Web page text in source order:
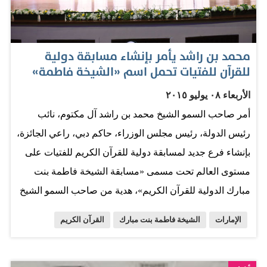
وبإيمانهم وحبهم للوطن إلى واحة الأمن والأمان والاستقرار
في خضم منطقة لا تعرف الاستقرار ولا الأمن والأمان وتواجه
تحديات جسيمة، سمو الشيخة فاطمة هي أم كل الأمهات
العظيمات في وطني، هي أم أمهات الشهداء اللاتي ضربن
أروع الأمثلة في البذل والعطاء والصبر والجلد والقوة
والتضحية، سمو الشيخة فاطمة هي المعلمة الأولى لكل
أمهات ونساء الوطن، هي التي ألهمت المرأة الإماراتية عطاءها
وقدراتها واقتحامها بثقة لكل مجالات العمل…
محمد بن راشد يأمر بإنشاء مسابقة دولية
للقرآن للفتيات تحمل اسم «الشيخة فاطمة»
الأربعاء ٠٨ يوليو ٢٠١٥
أمر صاحب السمو الشيخ محمد بن راشد آل مكتوم، نائب
رئيس الدولة، رئيس مجلس الوزراء، حاكم دبي، راعي الجائزة،
بإنشاء فرع جديد لمسابقة دولية للقرآن الكريم للفتيات على
مستوى العالم تحت مسمى «مسابقة الشيخة فاطمة بنت
مبارك الدولية للقرآن الكريم»، هدية من صاحب السمو الشيخ
الإمارات الشيخة فاطمة بنت مبارك القرآن الكريم